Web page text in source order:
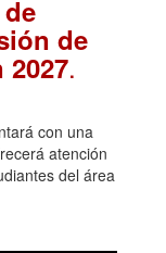
de
.
con una
atención
del área